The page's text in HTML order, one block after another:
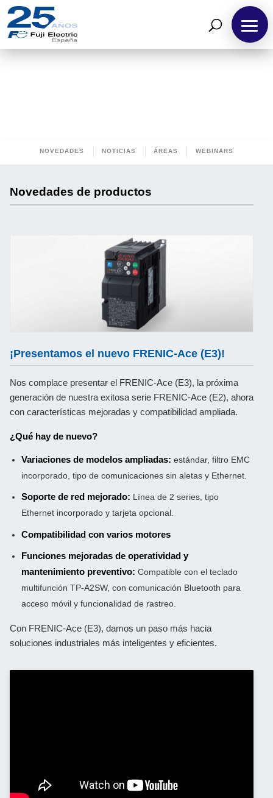
Inicio
Sobre
Fuji
ESPECIALISTAS EN
AUTOMATIZACIÓN
INDUSTRIAL
NOVEDADES NOTICIAS ÁREAS WEBINARS
Novedades de productos
¡Presentamos el nuevo FRENIC-Ace (E3)!
Nos complace presentar el FRENIC-Ace (E3), la próxima
generación de nuestra exitosa serie FRENIC-Ace (E2), ahora
con características mejoradas y compatibilidad ampliada.
¿Qué hay de nuevo?
Variaciones de modelos ampliadas: estándar, filtro EMC
incorporado, tipo de comunicaciones sin aletas y Ethernet.
Soporte de red mejorado: Línea de 2 series, tipo
Ethernet incorporado y tarjeta opcional.
Compatibilidad con varios motores
Funciones mejoradas de operatividad y
mantenimiento preventivo: Compatible con el teclado
multifunción TP-A2SW, con comunicación Bluetooth para
acceso móvil y funcionalidad de rastreo.
Con FRENIC-Ace (E3), damos un paso más hacia
soluciones industriales más inteligentes y eficientes.